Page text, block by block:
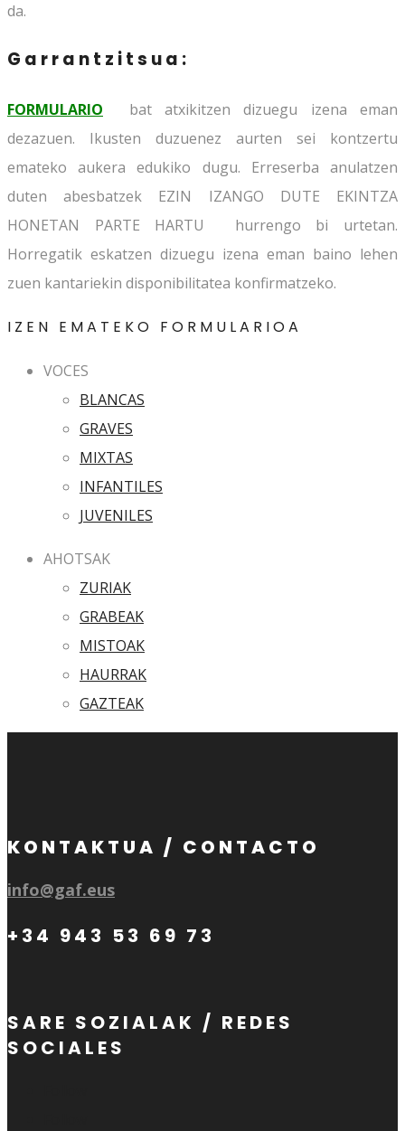
da.
Garrantzitsua:
FORMULARIO
bat atxikitzen dizuegu izena eman
dezazuen. Ikusten duzuenez aurten sei kontzertu
emateko aukera edukiko dugu. Erreserba anulatzen
duten abesbatzek EZIN IZANGO DUTE EKINTZA
HONETAN PARTE HARTU hurrengo bi urtetan.
Horregatik eskatzen dizuegu izena eman baino lehen
zuen kantariekin disponibilitatea konfirmatzeko.
IZEN EMATEKO FORMULARIOA
VOCES
BLANCAS
GRAVES
MIXTAS
INFANTILES
JUVENILES
AHOTSAK
ZURIAK
GRABEAK
MISTOAK
HAURRAK
GAZTEAK
KONTAKTUA / CONTACTO
info@gaf.eus
+34 943 53 69 73
SARE SOZIALAK / REDES
SOCIALES